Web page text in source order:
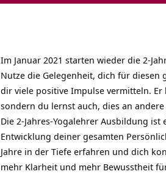
Im Januar 2021 starten wieder die 2-
Nutze die Gelegenheit, dich für
dir viele positive Impulse vermitteln.
sondern du lernst auch, dies an
Die 2-Jahres-Yogalehrer Ausbildung
Entwicklung deiner gesamten
Jahre in der Tiefe erfahren und dich
mehr Klarheit und mehr Bewusstheit